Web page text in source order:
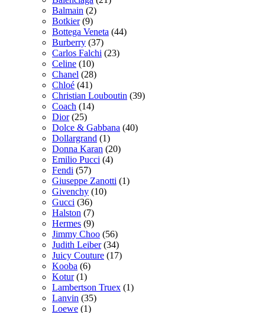
Balmain (2)
Botkier(9)
Bottega Veneta (44)
Burberry (37)
Carlos Falchi (23)
Celine (10)
Chanel (28)
Chloé (41)
Christian Louboutin (39)
Coach (14)
Dior(25)
Dolce & Gabbana (40)
Dollargrand (1)
Donna Karan (20)
Emilio Pucci (4)
Fendi (57)
Giuseppe Zanotti (1)
Givenchy (10)
Gucci (36)
Halston (7)
Hermes (9)
Jimmy Choo (56)
Judith Leiber(34)
Juicy Couture (17)
Kooba (6)
Kotur(1)
Lambertson Truex (1)
Lanvin (35)
Loewe (1)